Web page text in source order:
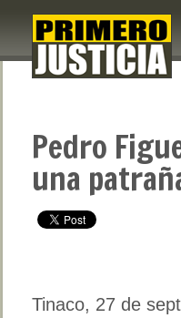
Pedro
una
Tinaco, 27 de